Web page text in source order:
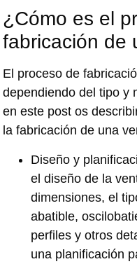
¿Cómo es el
fabricación de
El proceso de
dependiendo del tipo y
en este post os
la fabricación de una
Diseño y
el diseño de la
dimensiones, el
abatible,
perfiles y otros
una planificación